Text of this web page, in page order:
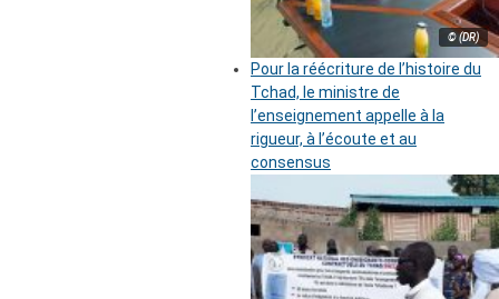
© (DR)
Pour la réécriture de l’histoire du
Tchad, le ministre de
l’enseignement appelle à la
rigueur, à l’écoute et au
consensus